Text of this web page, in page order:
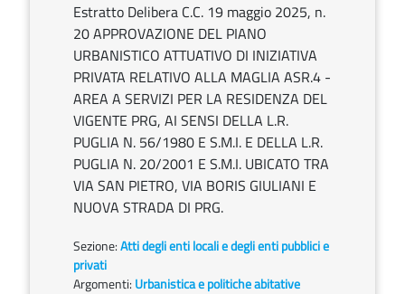
Estratto Delibera C.C. 19 maggio 2025, n.
20 APPROVAZIONE DEL PIANO
URBANISTICO ATTUATIVO DI INIZIATIVA
PRIVATA RELATIVO ALLA MAGLIA ASR.4 -
AREA A SERVIZI PER LA RESIDENZA DEL
VIGENTE PRG, AI SENSI DELLA L.R.
PUGLIA N. 56/1980 E S.M.I. E DELLA L.R.
PUGLIA N. 20/2001 E S.M.I. UBICATO TRA
VIA SAN PIETRO, VIA BORIS GIULIANI E
NUOVA STRADA DI PRG.
Sezione:Atti degli enti locali e degli enti pubblici e
privati
Argomenti: Urbanistica e politiche abitative